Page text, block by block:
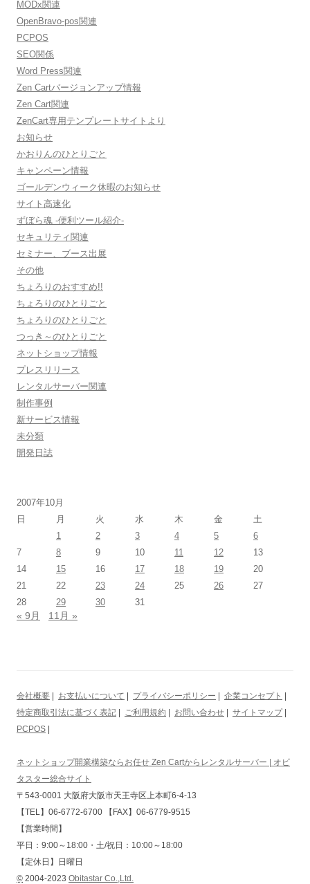
MODx関連
OpenBravo-pos関連
PCPOS
SEO関係
Word Press関連
Zen Cartバージョンアップ情報
Zen Cart関連
ZenCart専用テンプレートサイトより
お知らせ
かおりんのひとりごと
キャンペーン情報
ゴールデンウィーク休暇のお知らせ
サイト高速化
ずぼら魂 -便利ツール紹介-
セキュリティ関連
セミナー、ブース出展
その他
ちょろりのおすすめ!!
ちょろりのひとりごと
ちょろりのひとりごと
つっき～のひとりごと
ネットショップ情報
プレスリリース
レンタルサーバー関連
制作事例
新サービス情報
未分類
開発日誌
2007年10月
日
月 火 水 木 金
土
1
2 3 4 5
6
7
8 9 10 11 12
13
14
15 16 17 18 19
20
21
22 23 24 25 26
27
28
29 30 31
« 9月 11月 »
会社概要 お支払いについて プライバシーポリシー 企業コンセプト
特定商取引法に基づく表記
ご利用規約 お問い合わせ サイトマップ|
PCPOS
ネットショップ開業構築ならお任せ Zen Cartからレンタルサーバー | オビ
タスター総合サイト
〒543-0001 大阪府大阪市天王寺区上本町6-4-13
【TEL】06-6772-6700 【FAX】06-6779-9515
【営業時間】
平日：9:00～18:00・土/祝日：10:00～18:00
【定休日】日曜日
© 2004-2023 Obitastar Co.,Ltd.